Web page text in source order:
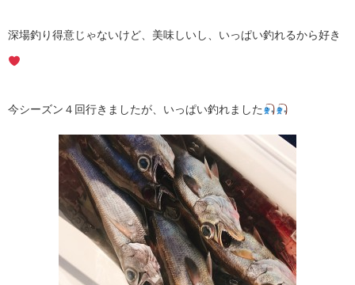
深場釣り得意じゃないけど、美味しいし、いっぱい釣れるから好き
今シーズン４回行きましたが、いっぱい釣れました